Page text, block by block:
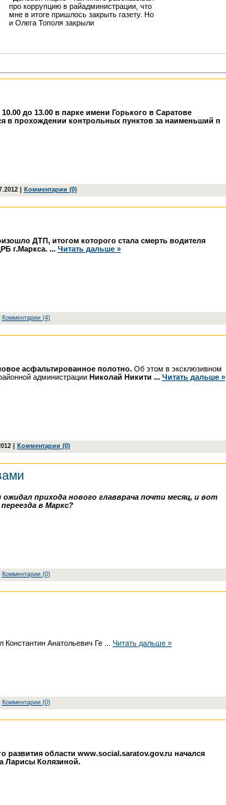
про коррупцию в райадминистрации, что
мне в итоге пришлось закрыть газету. Но
и Олега Тополя закрыли
до 13.00 в парке имени Горького в Саратове
в прохождении контрольных пунктов за наименьший п
| Комментарии (0)
ДТП, итогом которого стала смерть водителя
г.Маркса. ... Читать дальше »
Комментарии (4)
асфальтированное полотно.Об этом в эксклюзивном
администрации Николай Никити ... Читать дальше »
| Комментарии (0)
прихода нового главврача почти месяц, и вот
в Маркс?
Комментарии (0)
Константин Анатольевич Ге ...Читать дальше »
Комментарии (0)
развития области www.social.saratov.gov.ru начался
Ларисы Колязиной.